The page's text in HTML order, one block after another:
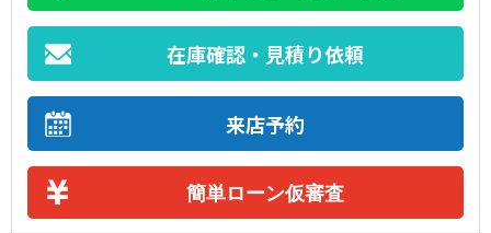
在庫確認・見積り依頼
来店予約
簡単ローン仮審査